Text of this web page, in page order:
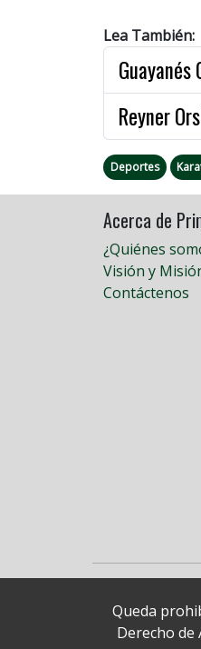
Lea También:
Reyner
Deportes
Acerca de
¿Quiénes
Visión y
Contáctenos
Queda
Derecho de